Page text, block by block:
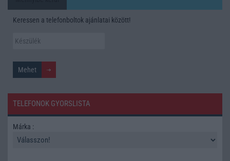
Keressen a telefonboltok ajánlatai között!
TELEFONOK GYORSLISTA
Márka :